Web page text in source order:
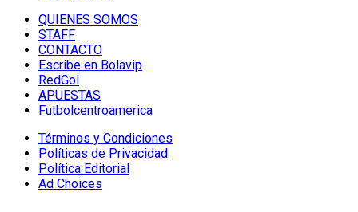
QUIENES SOMOS
STAFF
CONTACTO
Escribe en Bolavip
RedGol
APUESTAS
Futbolcentroamerica
Términos y Condiciones
Políticas de Privacidad
Política Editorial
Ad Choices